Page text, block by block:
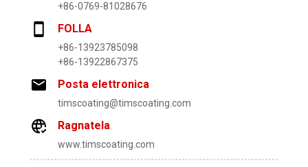
+86-0769-81028676
FOLLA
+86-13923785098
+86-13922867375
Posta elettronica
timscoating@timscoating.com
Ragnatela
www.timscoating.com